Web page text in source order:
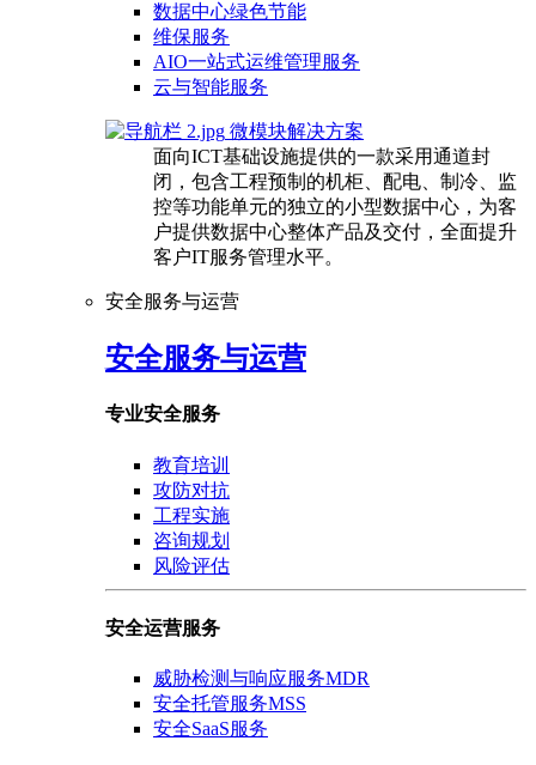
数据中心绿色节能
维保服务
AIO一站式运维管理服务
云与智能服务
微模块解决方案
面向ICT基础设施提供的一款采用通道封
闭，包含工程预制的机柜、配电、制冷、监
控等功能单元的独立的小型数据中心，为客
户提供数据中心整体产品及交付，全面提升
客户IT服务管理水平。
安全服务与运营
安全服务与运营
专业安全服务
教育培训
攻防对抗
工程实施
咨询规划
风险评估
安全运营服务
威胁检测与响应服务MDR
安全托管服务MSS
安全SaaS服务